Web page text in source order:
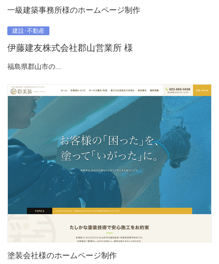
一級建築事務所様のホームページ制作
建設･不動産
伊藤建友株式会社郡山営業所 様
福島県郡山市の...
塗装会社様のホームページ制作